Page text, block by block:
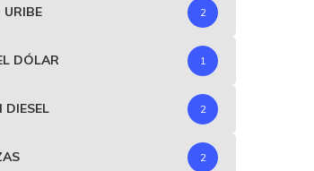
URIBE 2
DÓLAR 1
DIESEL 2
2